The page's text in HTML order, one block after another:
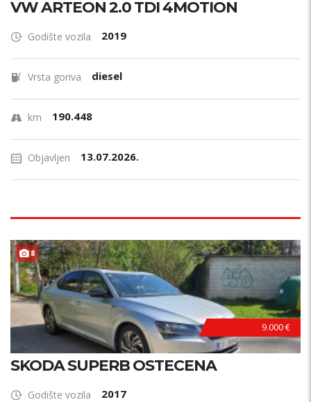
VW ARTEON 2.0 TDI 4MOTION
Godište vozila 2019
Vrsta goriva diesel
km 190.448
Objavljen 13.07.2026.
8
9.000 €
SKODA SUPERB OSTECENA
Godište vozila 2017